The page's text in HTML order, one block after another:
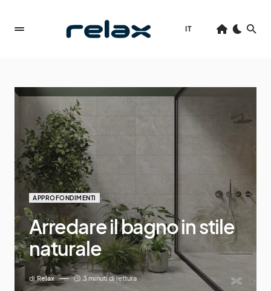
IT
APPROFONDIMENTI
Arredare il bagno in stile
naturale
di Relax 3 minuti di lettura